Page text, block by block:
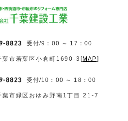
受付/9：00 ～ 17：00
葉市若葉区小倉町1690‐3 [MAP]
受付/10：00 ～ 18：00
葉市緑区おゆみ野南1丁目 21-7